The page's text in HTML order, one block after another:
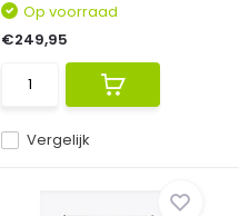
Vergelijk
Op voorraad
€249,95